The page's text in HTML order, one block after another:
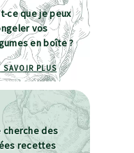
IL ÉGOUTTER LES
ce que je peux
vos
en boîte ?
SAVOIR PLUSÀ PROPOS DE
cherche des
recettes